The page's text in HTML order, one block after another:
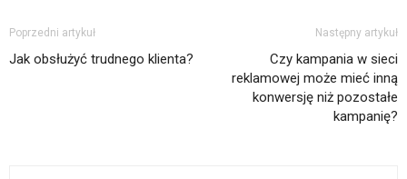
Poprzedni artykuł
Jak obsłużyć trudnego klienta?
Następny artykuł
Czy kampania w sieci
reklamowej może mieć inną
konwersję niż pozostałe
kampanię?